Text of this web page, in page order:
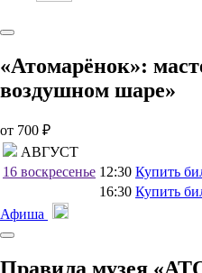
«Атомарёнок»:
воздушном шаре»
от 700 ₽
АВГУСТ
16 воскресенье 12:30 Купить
16:30 Купить
Афиша